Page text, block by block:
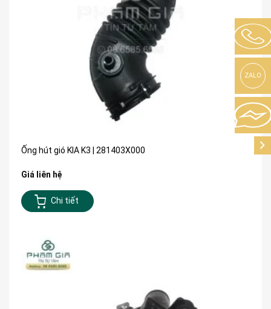
Ống hút gió KIA K3 | 281403X000
Giá liên hệ
Chi tiết
ZALO